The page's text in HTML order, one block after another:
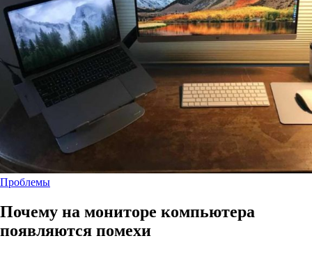
Проблемы
Почему на мониторе компьютера
появляются помехи